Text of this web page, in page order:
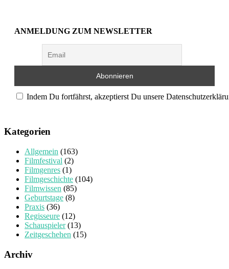
ANMELDUNG ZUM NEWSLETTER
Indem Du fortfährst, akzeptierst Du unsere
Kategorien
Allgemein (163)
Filmfestival (2)
Filmgenres (1)
Filmgeschichte (104)
Filmwissen (85)
Geburtstage (8)
Praxis (36)
Regisseure (12)
Schauspieler(13)
Zeitgeschehen (15)
Archiv